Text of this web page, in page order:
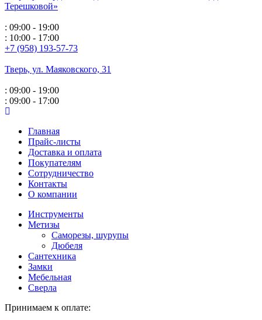
Терешковой»
: 09:00 - 19:00
: 10:00 - 17:00
+7 (958) 193-57-73
Тверь, ул. Маяковского, 31
: 09:00 - 19:00
: 09:00 - 17:00
Главная
Прайс-листы
Доставка и оплата
Покупателям
Сотрудничество
Контакты
О компании
Инструменты
Метизы
Саморезы, шурупы
Дюбеля
Сантехника
Замки
Мебельная
Сверла
Принимаем к оплате: